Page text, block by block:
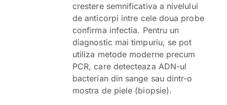
crestere semnificativa a nivelului
de anticorpi intre cele doua probe
confirma infectia. Pentru un
diagnostic mai timpuriu, se pot
utiliza metode moderne precum
PCR, care detecteaza ADN-ul
bacterian din sange sau dintr-o
mostra de piele (biopsie).